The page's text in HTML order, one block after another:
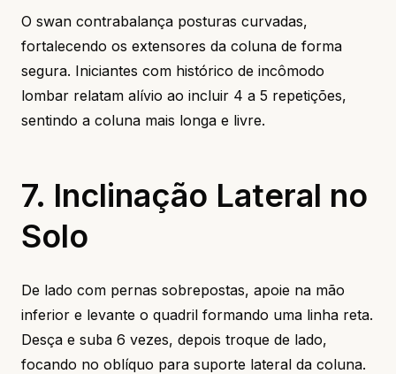
O swan contrabalança posturas curvadas,
fortalecendo os extensores da coluna de forma
segura. Iniciantes com histórico de incômodo
lombar relatam alívio ao incluir 4 a 5 repetições,
sentindo a coluna mais longa e livre.
7. Inclinação Lateral no
Solo
De lado com pernas sobrepostas, apoie na mão
inferior e levante o quadril formando uma linha reta.
Desça e suba 6 vezes, depois troque de lado,
focando no oblíquo para suporte lateral da coluna.